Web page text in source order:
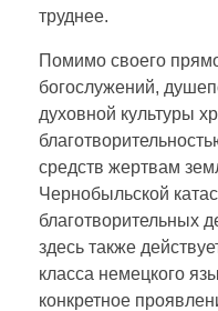
труднее.
Помимо своего
богослужений,
духовной культуры
средств жертвам
Чернобыльской
благотворительных
здесь также
класса немецкого
конкретное